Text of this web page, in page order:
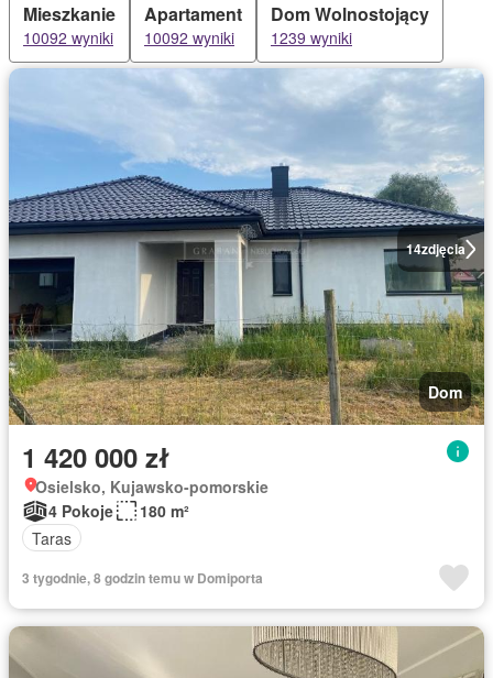
Mieszkanie
10092 wyniki
Apartament
10092 wyniki
Dom Wolnostojący
1239 wyniki
14zdjęcia
Dom
1 420 000 zł
Osielsko, Kujawsko-pomorskie
4 Pokoje
180 m²
Taras
3 tygodnie, 8 godzin temu w Domiporta